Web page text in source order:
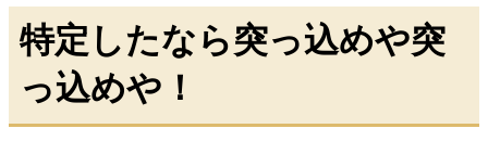
特定したなら突っ込めや突
っ込めや！